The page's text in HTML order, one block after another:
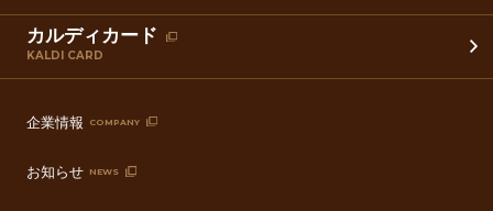
カルディカード
KALDI CARD
企業情報 COMPANY
お知らせ NEWS